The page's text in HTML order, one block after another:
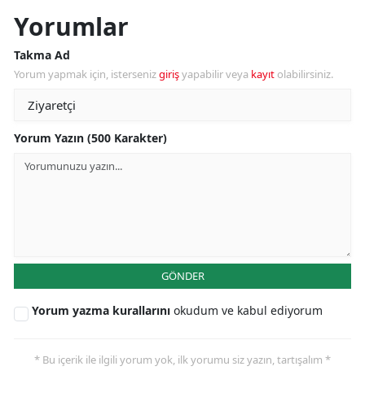
Yorumlar
Takma Ad
Yorum yapmak için, istersenizgirişyapabilir veya kayıt olabilirsiniz.
Yorum Yazın (500 Karakter)
GÖNDER
Yorum yazma kurallarını okudum ve kabul ediyorum
* Bu içerik ile ilgili yorum yok, ilk yorumu siz yazın, tartışalım *